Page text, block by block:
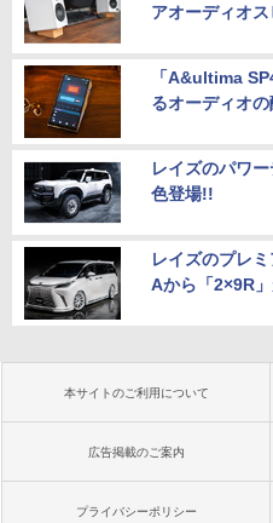
アオーディオ
「A&ultima
るオーディオ
レイズのパワ
色登場!!
レイズのプレ
Aから「2×9R」
本サイトのご利用について
広告掲載のご案内
プライバシーポリシー